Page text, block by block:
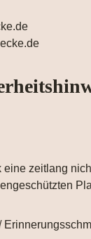
zeitlang